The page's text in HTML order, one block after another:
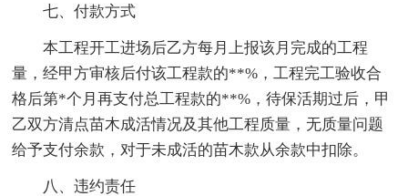
七、付款方式
本工程开工进场后乙方每月上报该月完成的工程
量，经甲方审核后付该工程款的**%，工程完工验收合
格后第*个月再支付总工程款的**%，待保活期过后，甲
乙双方清点苗木成活情况及其他工程质量，无质量问题
给予支付余款，对于未成活的苗木款从余款中扣除。
八、违约责任